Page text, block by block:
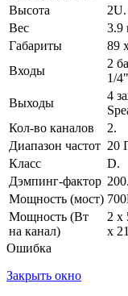
Высота
2U.
Вес
3.9
Габариты
89
Входы
2
1/
Выходы
4
Кол-во каналов
2.
Диапазон частот 20
Класс
D.
Дэмпинг-фактор 200.
Мощность (мост)
Мощность (Вт
на канал)
2 х
х
Ошибка
Закрыть окно